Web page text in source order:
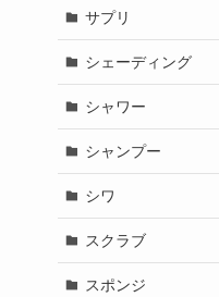
サプリ
シェーディング
シャワー
シャンプー
シワ
スクラブ
スポンジ